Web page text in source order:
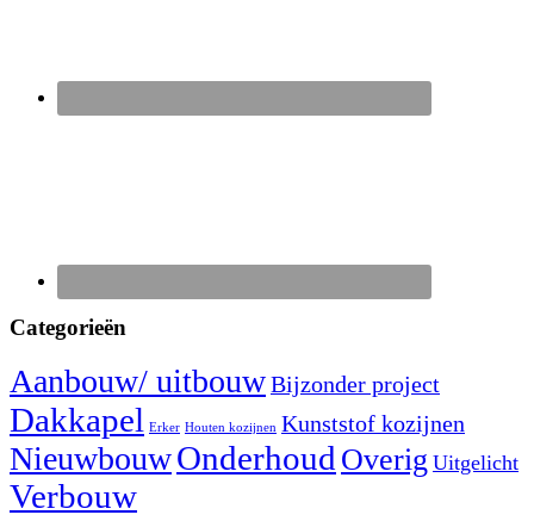
Categorieën
Aanbouw/ uitbouwBijzonder project
Dakkapel Erker Houten kozijnen Kunststof kozijnen
NieuwbouwOnderhoud Overig Uitgelicht
Verbouw